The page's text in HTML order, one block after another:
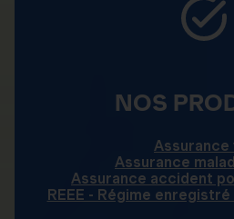
NOS
Assurance
Assurance
Assurance accident
REEE - Régime